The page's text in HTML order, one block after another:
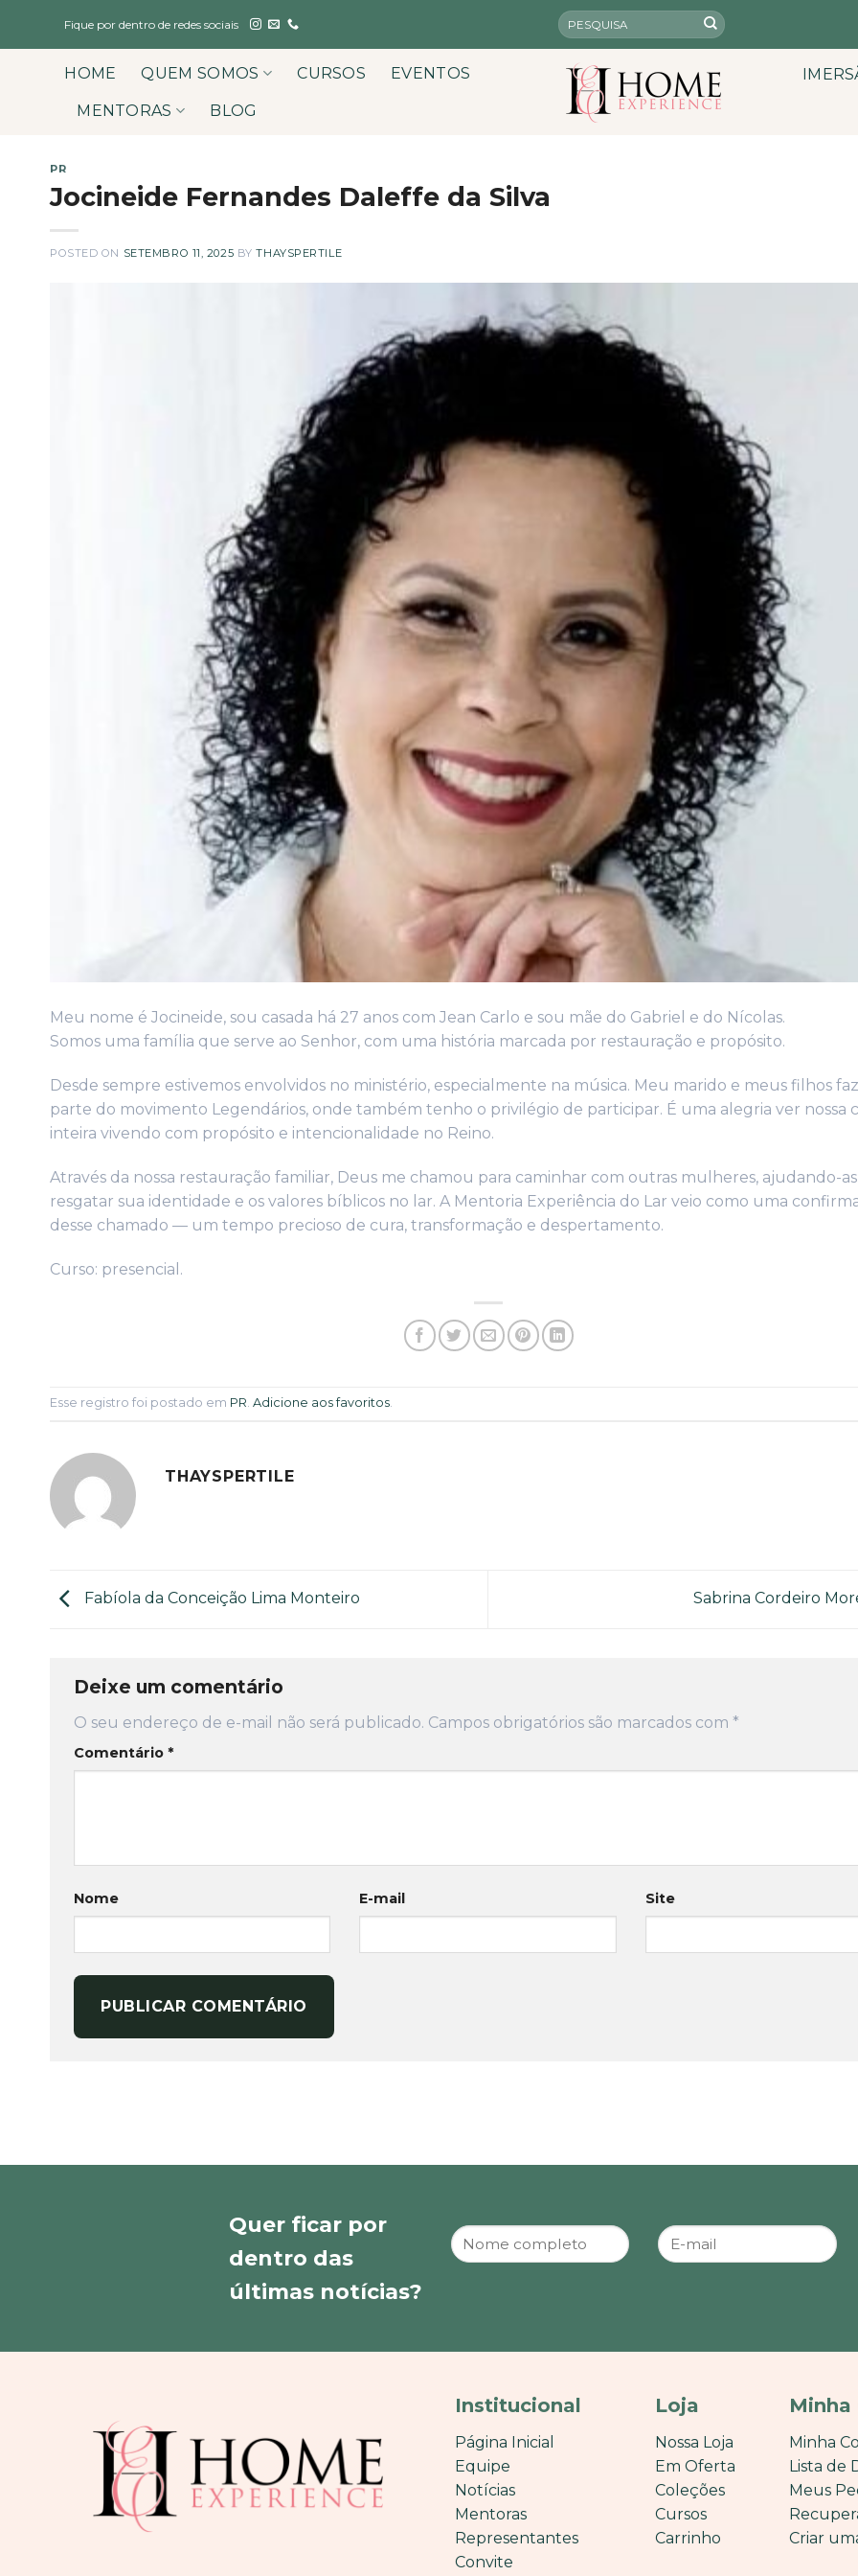
Fique por dentro de redes sociais
HOME QUEM SOMOS CURSOS EVENTOS
MENTORAS BLOG
PR
Jocineide Fernandes Daleffe da Silva
POSTED ON SETEMBRO 11, 2025 BYTHAYSPERTILE
Meu nome é Jocineide, sou casada há 27 anos com Jean Carlo e sou mãe do Gabriel e do Nícolas.
Somos uma família que serve ao Senhor, com uma história marcada por restauração e propósito.
Desde sempre estivemos envolvidos no ministério, especialmente na música. Meu marido e meus filhos
parte do movimento Legendários, onde também tenho o privilégio de participar. É uma alegria ver nossa
inteira vivendo com propósito e intencionalidade no Reino.
Através da nossa restauração familiar, Deus me chamou para caminhar com outras mulheres, ajudando-as
resgatar sua identidade e os valores bíblicos no lar. A Mentoria Experiência do Lar veio como uma
desse chamado — um tempo precioso de cura, transformação e despertamento.
Curso: presencial.
Esse registro foi postado em PR. Adicione aos favoritos.
THAYSPERTILE
Fabíola da Conceição Lima Monteiro Sabrina Cordeiro
Deixe um comentário
O seu endereço de e-mail não será publicado. Campos obrigatórios são marcados com *
Comentário *
Nome E-mail Site
Quer ficar por
dentro das
últimas notícias?
Institucional
Página Inicial
Equipe
Notícias
Mentoras
Representantes
Convite
Loja
Nossa Loja
Em Oferta
Coleções
Cursos
Carrinho
Minha
Minha
Lista de
Meus
Criar